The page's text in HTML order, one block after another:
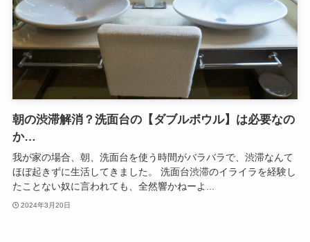
朝の渋滞解消？洗面台の【ダブルボウル】は必要なの
か…
我が家の場合、朝、洗面台を使う時間がバラバラで、渋滞なんて
ほぼ起きずに生活してきました。 洗面台渋滞のイライラを経験し
たことない奴に言われても、全然響かねーよ...
2024年3月20日